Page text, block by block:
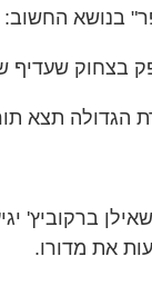
בנושא החשוב:
בצחוק שעדיף
תצא
ברקוביץ'
את מדורו.